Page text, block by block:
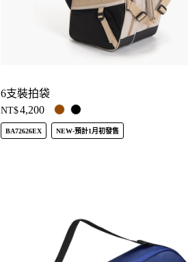
6支裝拍袋
NT$4,200
BA72626EX NEW-預計1月初發售